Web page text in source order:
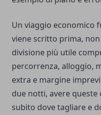
Un viaggio economico
viene scritto prima,
divisione più utile
percorrenza, alloggio,
extra e margine
due notti, avere
subito dove tagliare e